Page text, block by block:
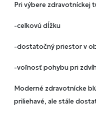
Pri výbere zdravotníckej
-celkovú dĺžku
-dostatočný priestor v
-voľnosť pohybu pri
Moderné zdravotnícke
priliehavé, ale stále